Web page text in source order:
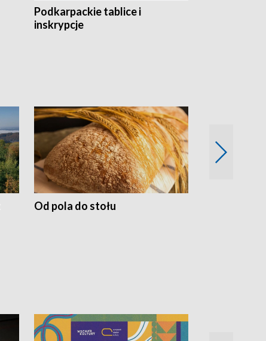
Podkarpackie tablice i
inskrypcje
Od pola do stołu